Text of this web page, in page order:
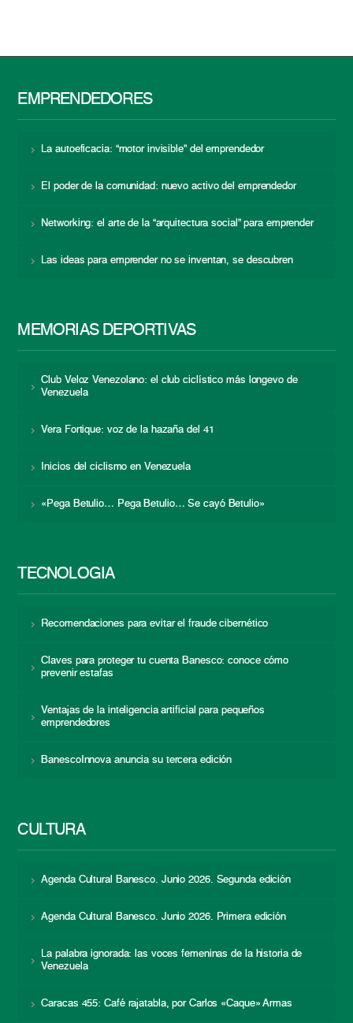
EMPRENDEDORES
La autoeficacia: “motor invisible” del emprendedor
El poder de la comunidad: nuevo activo del emprendedor
Networking: el arte de la “arquitectura social” para emprender
Las ideas para emprender no se inventan, se descubren
MEMORIAS DEPORTIVAS
Club Veloz Venezolano: el club ciclístico más longevo de
Venezuela
Vera Fortique: voz de la hazaña del 41
Inicios del ciclismo en Venezuela
«Pega Betulio… Pega Betulio… Se cayó Betulio»
TECNOLOGÍA
Recomendaciones para evitar el fraude cibernético
Claves para proteger tu cuenta Banesco: conoce cómo
prevenir estafas
Ventajas de la inteligencia artificial para pequeños
emprendedores
BanescoInnova anuncia su tercera edición
CULTURA
Agenda Cultural Banesco. Junio 2026. Segunda edición
Agenda Cultural Banesco. Junio 2026. Primera edición
La palabra ignorada: las voces femeninas de la historia de
Venezuela
Caracas 455: Café rajatabla, por Carlos «Caque» Armas